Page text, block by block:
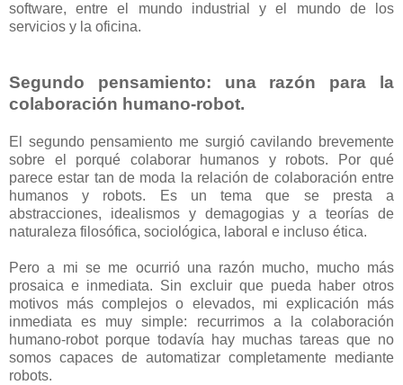
software, entre el mundo industrial y el mundo de los
servicios y la oficina.
Segundo pensamiento: una razón para la
colaboración humano-robot.
El segundo pensamiento me surgió cavilando brevemente
sobre el porqué colaborar humanos y robots. Por qué
parece estar tan de moda la relación de colaboración entre
humanos y robots. Es un tema que se presta a
abstracciones, idealismos y demagogias y a teorías de
naturaleza filosófica, sociológica, laboral e incluso ética.
Pero a mi se me ocurrió una razón mucho, mucho más
prosaica e inmediata. Sin excluir que pueda haber otros
motivos más complejos o elevados, mi explicación más
inmediata es muy simple: recurrimos a la colaboración
humano-robot porque todavía hay muchas tareas que no
somos capaces de automatizar completamente mediante
robots.